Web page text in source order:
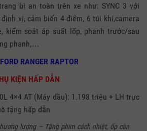
bị an toàn trên xe như: SYNC 3 với
vị, cảm biến 4 điểm, 6 túi khí,camera
kiểm soát áp suất lốp, phanh trước/sau
phanh,…
RANGER RAPTOR
KIỆN HẤP DẪN
4×4 AT (Máy dầu): 1.198 triệu + LH trực
tặng hấp dẫn
lượng – Tặng phim cách nhiệt, ốp càn